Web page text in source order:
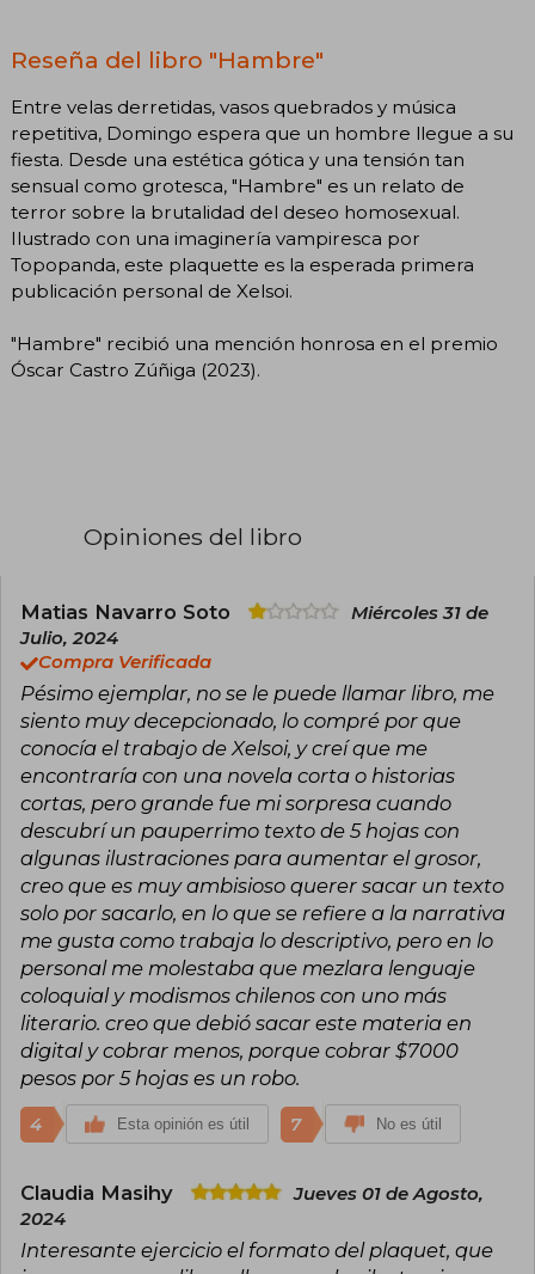
Reseña del libro "Hambre"
Entre velas derretidas, vasos quebrados y música
repetitiva, Domingo espera que un hombre llegue a su
fiesta. Desde una estética gótica y una tensión tan
sensual como grotesca, "Hambre" es un relato de
terror sobre la brutalidad del deseo homosexual.
Ilustrado con una imaginería vampiresca por
Topopanda, este plaquette es la esperada primera
publicación personal de Xelsoi.
"Hambre" recibió una mención honrosa en el premio
Óscar Castro Zúñiga (2023).
Opiniones del libro
Matias Navarro Soto
Miércoles 31 de
Julio, 2024
Compra Verificada
Pésimo ejemplar, no se le puede llamar libro, me
siento muy decepcionado, lo compré por que
conocía el trabajo de Xelsoi, y creí que me
encontraría con una novela corta o historias
cortas, pero grande fue mi sorpresa cuando
descubrí un pauperrimo texto de 5 hojas con
algunas ilustraciones para aumentar el grosor,
creo que es muy ambisioso querer sacar un texto
solo por sacarlo, en lo que se refiere a la narrativa
me gusta como trabaja lo descriptivo, pero en lo
personal me molestaba que mezlara lenguaje
coloquial y modismos chilenos con uno más
literario. creo que debió sacar este materia en
digital y cobrar menos, porque cobrar $7000
pesos por 5 hojas es un robo.
4 Esta opinión es útil 7 No es útil
Claudia Masihy
Jueves 01 de Agosto,
2024
Interesante ejercicio el formato del plaquet, que